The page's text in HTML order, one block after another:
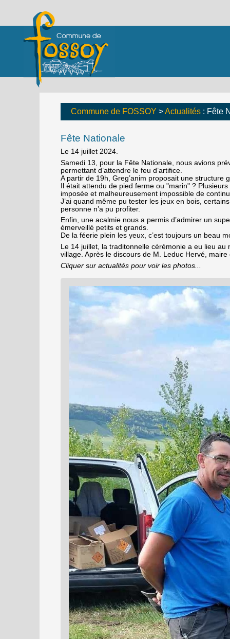
Commune de FOSSOY >Actualités : Fête
Fête Nationale
Le 14 juillet 2024.
Samedi 13, pour la Fête Nationale, nous avions
permettant d’attendre le feu d’artifice.
A partir de 19h, Greg’anim proposait une structure
Il était attendu de pied ferme ou "marin" ?
imposée et malheureusement impossible de
J’ai quand même pu tester les jeux en bois,
personne n’a pu profiter.
Enfin, une acalmie nous a permis d’admirer un
émerveillé petits et grands.
De la féerie plein les yeux, c’est toujours un beau
Le 14 juillet, la traditonnelle cérémonie a eu lieu au
village. Après le discours de M. Leduc Hervé,
Cliquer sur actualités pour voir les photos...